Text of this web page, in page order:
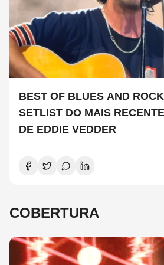
BEST OF BLUES AND
SETLIST DO MAIS
DE EDDIE VEDDER
COBERTURA